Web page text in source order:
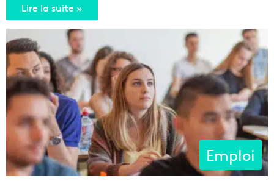
Lire la suite »
Emploi